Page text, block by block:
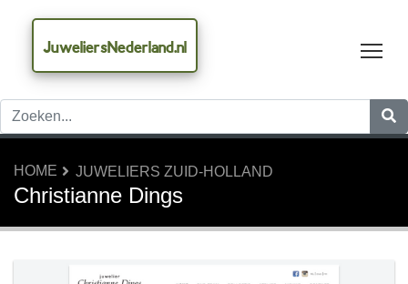
JuweliersNederland.nl
HOME JUWELIERS ZUID-HOLLAND
Christianne Dings